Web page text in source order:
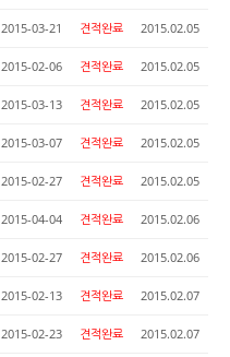
2015-03-21 견적완료 2015.02.05
2015-02-06 견적완료 2015.02.05
2015-03-13 견적완료 2015.02.05
2015-03-07 견적완료 2015.02.05
2015-02-27 견적완료 2015.02.05
2015-04-04 견적완료 2015.02.06
2015-02-27 견적완료 2015.02.06
2015-02-13 견적완료 2015.02.07
2015-02-23 견적완료 2015.02.07